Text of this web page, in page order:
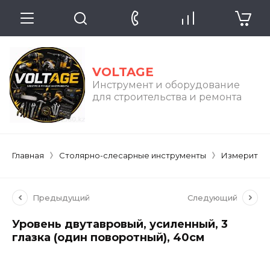
VOLTAGE
Инструмент и оборудование
для строительства и ремонта
Главная Столярно-слесарные инструменты
Предыдущий Следующий
Уровень двутавровый, усиленный, 3
глазка (один поворотный), 40см